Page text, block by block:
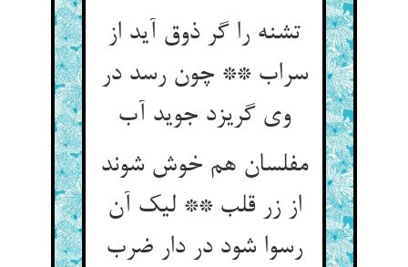
تشنه را گر ذوق آید از
سراب ** چون رسد در
مفلسان هم خوش شوند
از زر قلب ** لیک آن